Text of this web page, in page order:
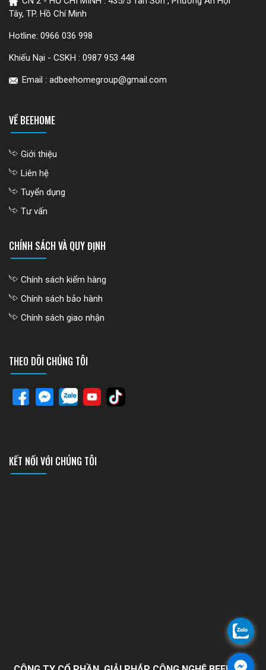
Tây, TP. Hồ Chí Minh
Hotline: 0966 036 998
Khiếu Nại - CSKH : 0987 953 448
Email : adbeehomegroup@gmail.com
VỀ BEEHOME
Giới thiệu
Liên hệ
Tuyển dụng
Tư vấn
CHÍNH SÁCH VÀ QUY ĐỊNH
Chính sách kiểm hàng
Chính sách bảo hành
Chính sách giao nhận
THEO DÕI CHÚNG TÔI
KẾT NỐI VỚI CHÚNG TÔI